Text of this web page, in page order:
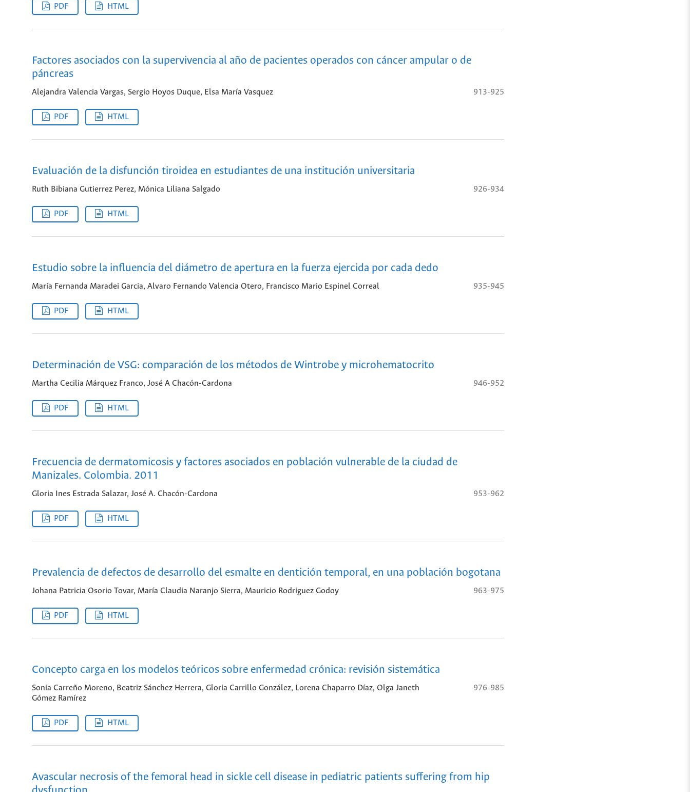
PDF HTML
Factores asociados con la supervivencia al año de pacientes operados con cáncer ampular o de
páncreas
Alejandra Valencia Vargas, Sergio Hoyos Duque, Elsa María Vasquez 913-925
PDF HTML
Evaluación de la disfunción tiroidea en estudiantes de una institución universitaria
Ruth Bibiana Gutierrez Perez, Mónica Liliana Salgado 926-934
PDF HTML
Estudio sobre la influencia del diámetro de apertura en la fuerza ejercida por cada dedo
María Fernanda Maradei Garcia, Alvaro Fernando Valencia Otero, Francisco Mario Espinel Correal 935-945
PDF HTML
Determinación de VSG: comparación de los métodos de Wintrobe y microhematocrito
Martha Cecilia Márquez Franco, José A Chacón-Cardona 946-952
PDF HTML
Frecuencia de dermatomicosis y factores asociados en población vulnerable de la ciudad de
Manizales. Colombia. 2011
Gloria Ines Estrada Salazar, José A. Chacón-Cardona 953-962
PDF HTML
Prevalencia de defectos de desarrollo del esmalte en dentición temporal, en una población bogotana
Johana Patricia Osorio Tovar, María Claudia Naranjo Sierra, Mauricio Rodriguez Godoy 963-975
PDF HTML
Concepto carga en los modelos teóricos sobre enfermedad crónica: revisión sistemática
Sonia Carreño Moreno, Beatriz Sánchez Herrera, Gloria Carrillo González, Lorena Chaparro Díaz, Olga Janeth
Gómez Ramírez
976-985
PDF HTML
Avascular necrosis of the femoral head in sickle cell disease in pediatric patients suffering from hip